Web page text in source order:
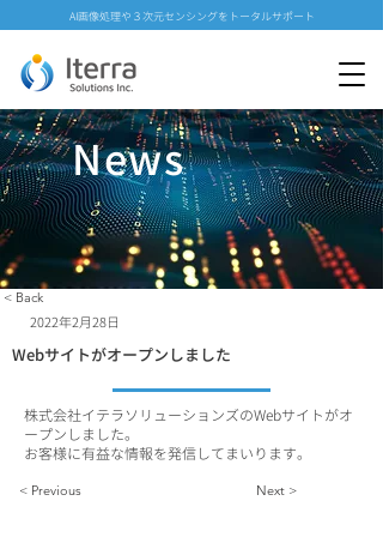
AI画像処理や３次元センシングをトータルサポート
News
< Back
2022年2月28日
Webサイトがオープンしました
株式会社イテラソリューションズのWebサイトがオ
ープンしました。
お客様に有益な情報を発信してまいります。
< Previous Next >